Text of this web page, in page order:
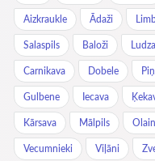
Aizkraukle Ādaži
Salaspils Baloži Ludza
Carnikava Dobele
Gulbene Iecava
Kārsava Mālpils
Vecumnieki Viļāni